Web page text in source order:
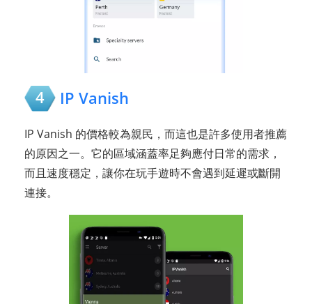
4 IP Vanish
IP Vanish 的價格較為親民，而這也是許多使用者推薦
的原因之一。它的區域涵蓋率足夠應付日常的需求，
而且速度穩定，讓你在玩手遊時不會遇到延遲或斷開
連接。